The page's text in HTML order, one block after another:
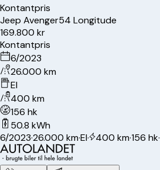
Kontantpris
Jeep Avenger54 Longitude
169.800 kr
Kontantpris
6/2023
26.000 km
El
400 km
156 hk
50.8 kWh
6/2023·26.000 km·El· 400 km·156 hk·